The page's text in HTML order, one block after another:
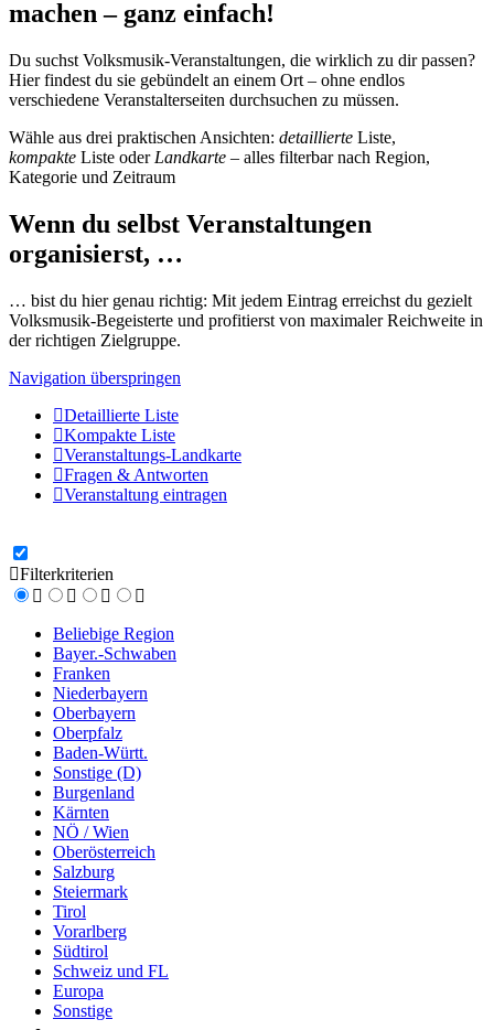
machen – ganz einfach!
Du suchst Volksmusik-Veranstaltungen, die wirklich zu dir passen?
Hier findest du sie gebündelt an einem Ort – ohne endlos
verschiedene Veranstalterseiten durchsuchen zu müssen.
Wähle aus drei praktischen Ansichten: detaillierte Liste,
kompakte Liste oder Landkarte – alles filterbar nach Region,
Kategorie und Zeitraum
Wenn du selbst Veranstaltungen
organisierst, …
… bist du hier genau richtig: Mit jedem Eintrag erreichst du gezielt
Volksmusik-Begeisterte und profitierst von maximaler Reichweite in
der richtigen Zielgruppe.
Navigation überspringen
Detaillierte Liste
Kompakte Liste
Veranstaltungs-Landkarte
Fragen & Antworten
Veranstaltung eintragen
Filterkriterien
Beliebige Region
Bayer.-Schwaben
Franken
Niederbayern
Oberbayern
Oberpfalz
Baden-Württ.
Sonstige (D)
Burgenland
Kärnten
NÖ / Wien
Oberösterreich
Salzburg
Steiermark
Tirol
Vorarlberg
Südtirol
Schweiz und FL
Europa
Sonstige